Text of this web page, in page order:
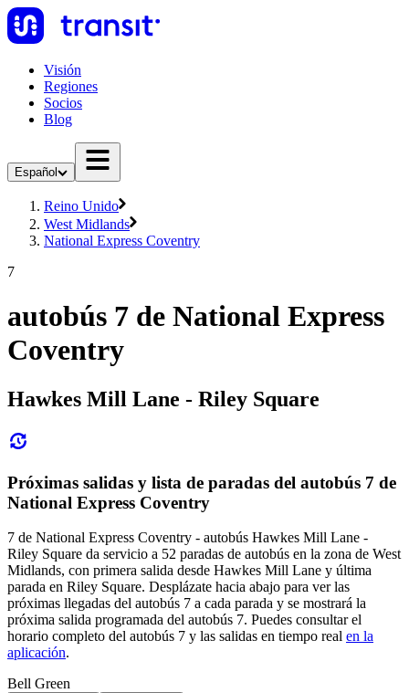
Visión
Regiones
Socios
Blog
Español
Reino Unido
West Midlands
National Express Coventry
7
autobús 7 de National Express
Coventry
Hawkes Mill Lane - Riley Square
Próximas salidas y lista de paradas del autobús 7 de
National Express Coventry
7 de National Express Coventry - autobús Hawkes Mill Lane -
Riley Square da servicio a 52 paradas de autobús en la zona de West
Midlands, con primera salida desde Hawkes Mill Lane y última
parada en Riley Square. Desplázate hacia abajo para ver las
próximas llegadas del autobús 7 a cada parada y se mostrará la
próxima salida programada del autobús 7. Puedes consultar el
horario completo del autobús 7 y las salidas en tiempo real en la
aplicación.
Bell Green